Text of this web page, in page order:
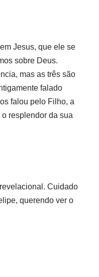
Jesus, que ele se
sobre Deus.
mas as três são
falado
falou pelo Filho, a
resplendor da sua
Cuidado
querendo ver o